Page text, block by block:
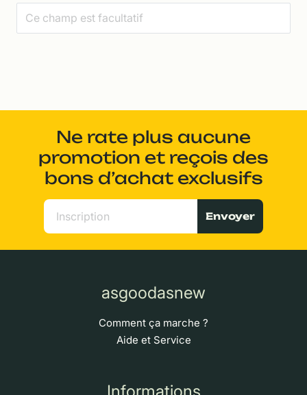
Ne rate plus aucune
promotion et reçois des
bons d’achat exclusifs
Envoyer
asgoodasnew
Comment ça marche ?
Aide et Service